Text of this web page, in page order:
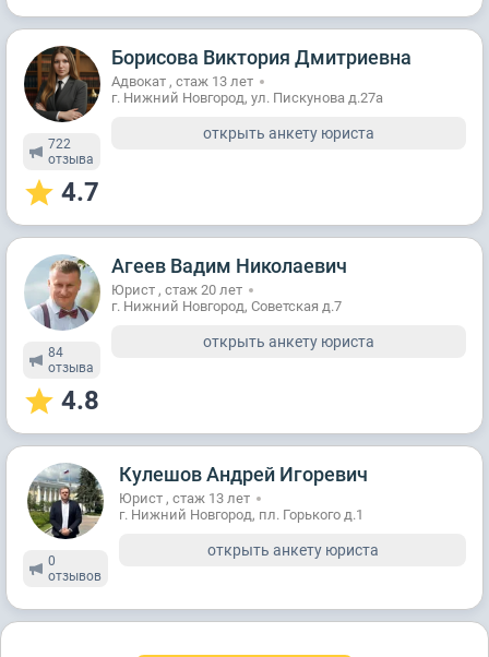
722
отзывa
4.7
Борисова Виктория Дмитриевна
Адвокат , стаж 13 лет
г. Нижний Новгород, ул. Пискунова д.27а
открыть анкету юриста
84
отзывa
4.8
Агеев Вадим Николаевич
Юрист , стаж 20 лет
г. Нижний Новгород, Советская д.7
открыть анкету юриста
0
отзывов
Кулешов Андрей Игоревич
Юрист , стаж 13 лет
г. Нижний Новгород, пл. Горького д.1
открыть анкету юриста